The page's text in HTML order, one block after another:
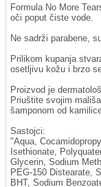
Formula No More
oči poput čiste vode.
Ne sadrži parabene,
Prilikom kupanja
osetljivu kožu i brzo
Proizvod je
Priuštite svojim
šamponom od
Sastojci:
"Aqua,
Isethionate,
Glycerin, Sodium
PEG-150 Distearate,
BHT, Sodium